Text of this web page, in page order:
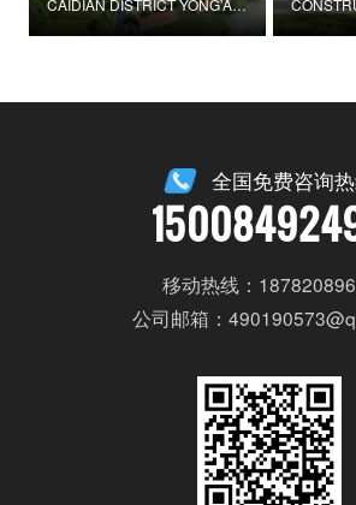
CAIDIAN DISTRICT YONG'AN STREET CYPRESS VILLAGE GUOJIAZHUANG BAY PROVINCIAL BEAUTIFUL VILLAGE PILOT CONSTRUCTION PROJECT
全国免费咨询
移动热线：
公司邮箱：